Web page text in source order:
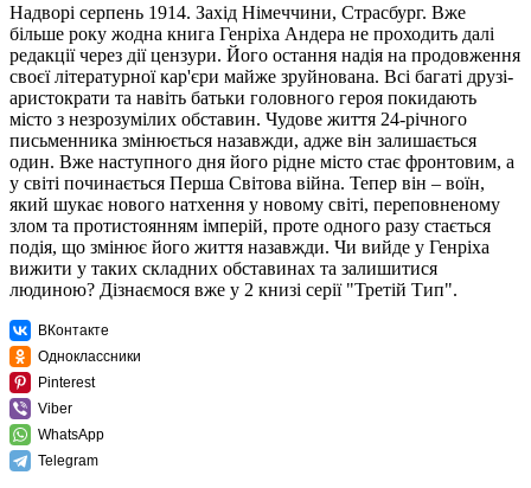
Надворі серпень 1914. Захід Німеччини, Страсбург. Вже
більше року жодна книга Генріха Андера не проходить далі
редакції через дії цензури. Його остання надія на продовження
своєї літературної кар'єри майже зруйнована. Всі багаті друзі-
аристократи та навіть батьки головного героя покидають
місто з незрозумілих обставин. Чудове життя 24-річного
письменника змінюється назавжди, адже він залишається
один. Вже наступного дня його рідне місто стає фронтовим, а
у світі починається Перша Світова війна. Тепер він – воїн,
який шукає нового натхення у новому світі, переповненому
злом та протистоянням імперій, проте одного разу стається
подія, що змінює його життя назавжди. Чи вийде у Генріха
вижити у таких складних обставинах та залишитися
людиною? Дізнаємося вже у 2 книзі серії "Третій Тип".
ВКонтакте
Одноклассники
Pinterest
Viber
WhatsApp
Telegram